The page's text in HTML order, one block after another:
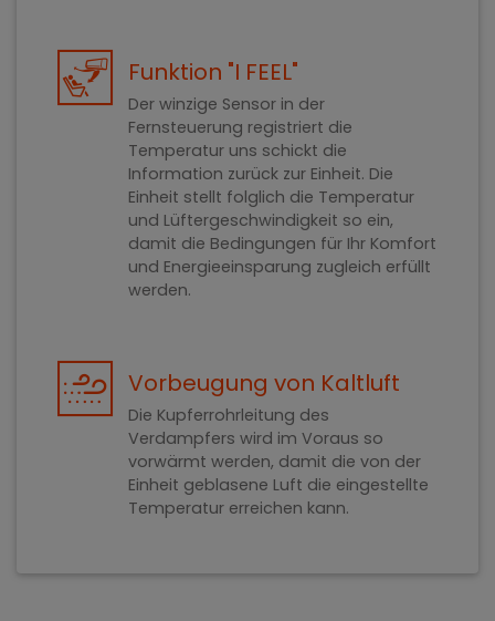
Funktion "I FEEL"
Der winzige Sensor in der
Fernsteuerung registriert die
Temperatur uns schickt die
Information zurück zur Einheit. Die
Einheit stellt folglich die Temperatur
und Lüftergeschwindigkeit so ein,
damit die Bedingungen für Ihr Komfort
und Energieeinsparung zugleich erfüllt
werden.
Vorbeugung von Kaltluft
Die Kupferrohrleitung des
Verdampfers wird im Voraus so
vorwärmt werden, damit die von der
Einheit geblasene Luft die eingestellte
Temperatur erreichen kann.